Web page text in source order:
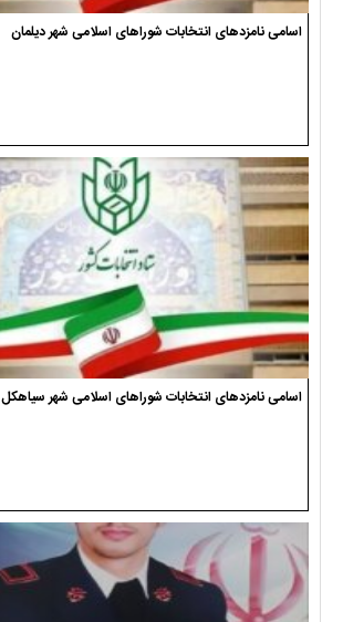
اسامی نامزدهای انتخابات شوراهای اسلامی شهر دیلمان
اسامی نامزدهای انتخابات شوراهای اسلامی شهر سیاهکل